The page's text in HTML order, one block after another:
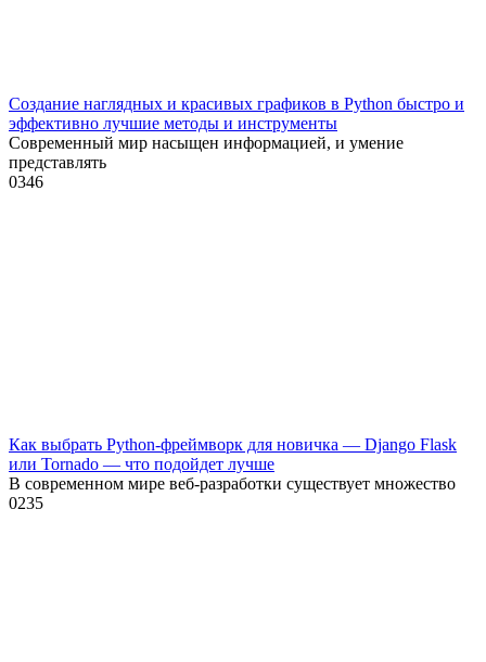
Создание наглядных и красивых графиков в Python быстро и
эффективно лучшие методы и инструменты
Современный мир насыщен информацией, и умение
представлять
0346
Как выбрать Python-фреймворк для новичка — Django Flask
или Tornado — что подойдет лучше
В современном мире веб-разработки существует множество
0235